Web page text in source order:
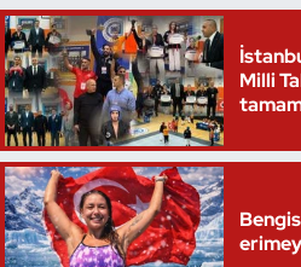
Milli
Oryantiring
Özel Sporcular
Paralimpik
Ragbi